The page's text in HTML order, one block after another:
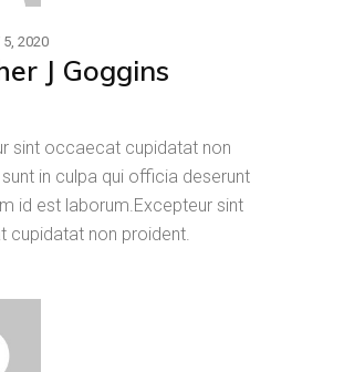
5, 2020
J Goggins
sint occaecat cupidatat non
in culpa qui officia deserunt
id est laborum.Excepteur sint
cupidatat non proident.